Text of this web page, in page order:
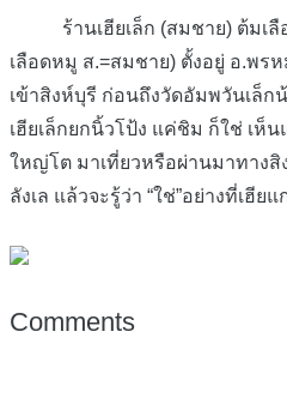
ร้านเฮียเล็ก (สมชาย) ต้มเลือ
เลือดหมู ส.=สมชาย) ตั้งอยู่ อ.พร
เข้าสิงห์บุรี ก่อนถึงวัดอัมพวันเล็ก
เฮียเล็กยกนิ้วโป้ง แค่ชิม ก็ใช่ เห็
ใหญ่โต มาเที่ยวหรือผ่านมาทางสิ
ลังเล แล้วจะรู้ว่า “ใช่”อย่างที่เฮียแ
Comments